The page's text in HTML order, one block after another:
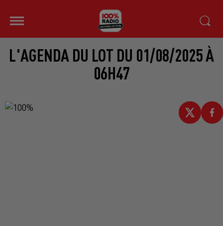
L'AGENDA DU LOT DU 01/08/2025 À
06H47